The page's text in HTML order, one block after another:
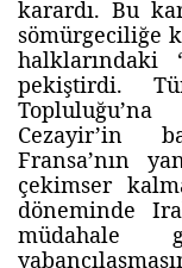
karardı. Bu
sömürgeciliğe
halklarındaki
pekiştirdi.
Cezayir’in
Fransa’nın
çekimser
döneminde
müdahale